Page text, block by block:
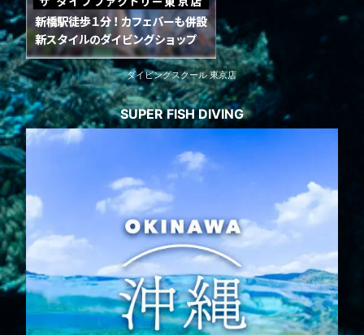
ダイビングスクール 東京店
SUPER FISH DIVING